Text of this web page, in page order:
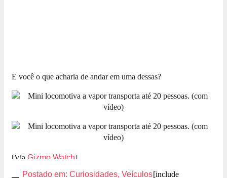
E você o que acharia de andar em uma dessas?
[Via Gizmo Watch]
Postado em: Curiosidades, Veículos[include